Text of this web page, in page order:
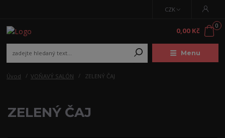
Menu
CZK
0
0,00 Kč
Úvod VOŇAVÝ SALÓN ZELENÝ ČAJ
ZELENÝ ČAJ